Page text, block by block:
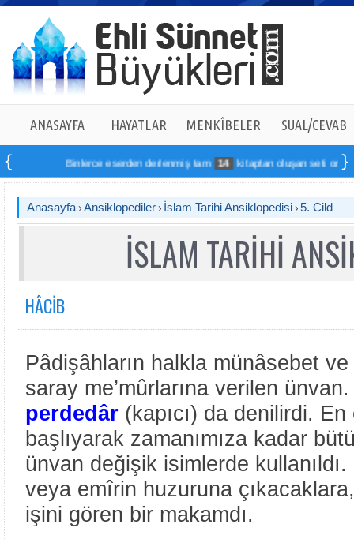
ANASAYFA HAYATLAR MENKÎBELER SUAL/CEVAB
Binlerce eserden derlenmiş tam 14 kitaptan oluşan seti online
Anasayfa Ansiklopediler İslam Tarihi Ansiklopedisi 5. Cild
İSLAM TARİHİ
HÂCİB
Pâdişâhların halkla münâsebet ve
saray me’mûrlarına verilen
perdedâr (kapıcı) da denilirdi.
başlıyarak zamanımıza kadar
ünvan değişik isimlerde kullanıldı.
veya emîrin huzuruna
işini gören bir makamdı.